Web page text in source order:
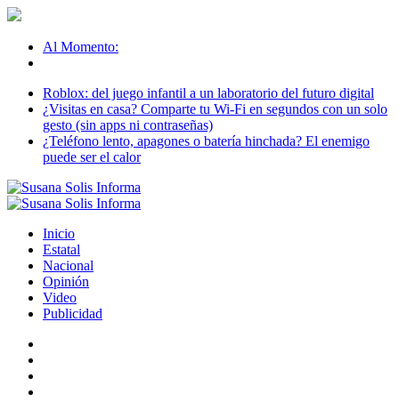
Al Momento:
Roblox: del juego infantil a un laboratorio del futuro digital
¿Visitas en casa? Comparte tu Wi-Fi en segundos con un solo
gesto (sin apps ni contraseñas)
¿Teléfono lento, apagones o batería hinchada? El enemigo
puede ser el calor
Inicio
Estatal
Nacional
Opinión
Video
Publicidad